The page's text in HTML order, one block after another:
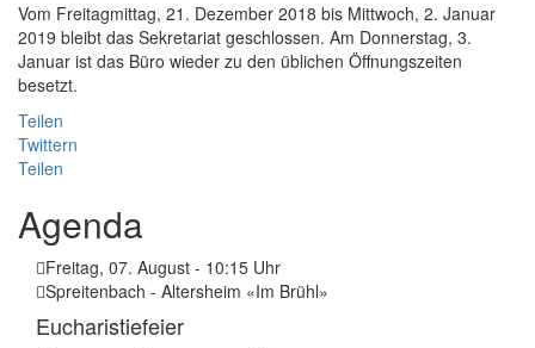
Vom Freitagmittag, 21. Dezember 2018 bis Mittwoch, 2. Januar
2019 bleibt das Sekretariat geschlossen. Am Donnerstag, 3.
Januar ist das Büro wieder zu den üblichen Öffnungszeiten
besetzt.
Teilen
Twittern
Teilen
Agenda
Freitag, 07. August - 10:15 Uhr
Spreitenbach - Altersheim «Im Brühl»
Eucharistiefeier